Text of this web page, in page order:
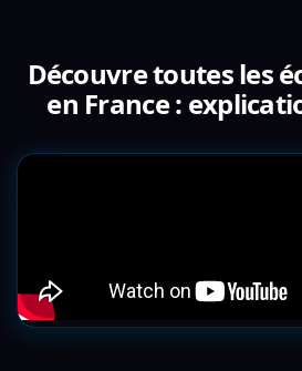
Découvre toutes les
en France :